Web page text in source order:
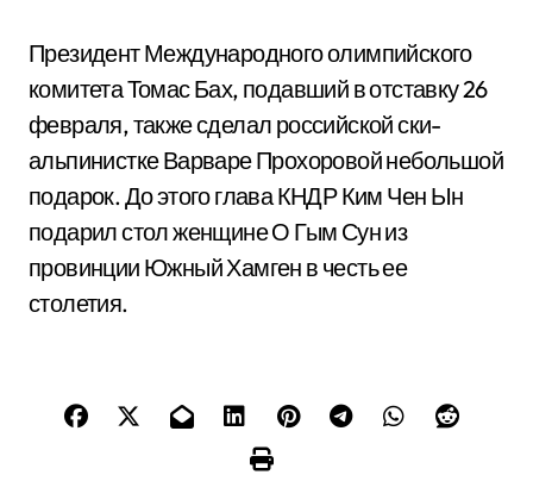
Президент Международного олимпийского
комитета Томас Бах, подавший в отставку 26
февраля, также сделал российской ски-
альпинистке Варваре Прохоровой небольшой
подарок. До этого глава КНДР Ким Чен Ын
подарил стол женщине О Гым Сун из
провинции Южный Хамген в честь ее
столетия.